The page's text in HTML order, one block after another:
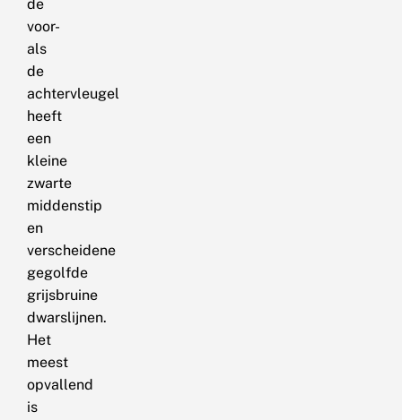
de
voor-
als
de
achtervleugel
heeft
een
kleine
zwarte
middenstip
en
verscheidene
gegolfde
grijsbruine
dwarslijnen.
Het
meest
opvallend
is